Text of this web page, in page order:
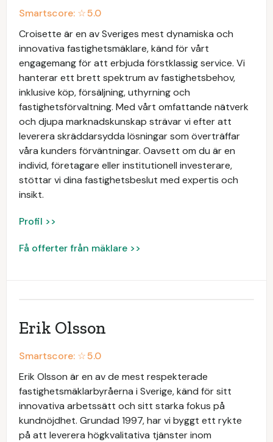
Smartscore: ☆5.0
Croisette är en av Sveriges mest dynamiska och
innovativa fastighetsmäklare, känd för vårt
engagemang för att erbjuda förstklassig service. Vi
hanterar ett brett spektrum av fastighetsbehov,
inklusive köp, försäljning, uthyrning och
fastighetsförvaltning. Med vårt omfattande nätverk
och djupa marknadskunskap strävar vi efter att
leverera skräddarsydda lösningar som överträffar
våra kunders förväntningar. Oavsett om du är en
individ, företagare eller institutionell investerare,
stöttar vi dina fastighetsbeslut med expertis och
insikt.
Profil >>
Få offerter från mäklare >>
Erik Olsson
Smartscore: ☆5.0
Erik Olsson är en av de mest respekterade
fastighetsmäklarbyråerna i Sverige, känd för sitt
innovativa arbetssätt och sitt starka fokus på
kundnöjdhet. Grundad 1997, har vi byggt ett rykte
på att leverera högkvalitativa tjänster inom